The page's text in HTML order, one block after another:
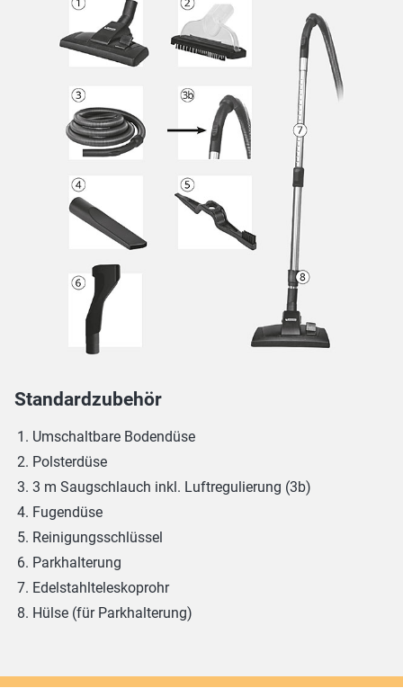
Standardzubehör
Umschaltbare Bodendüse
Polsterdüse
3 m Saugschlauch inkl. Luftregulierung (3b)
Fugendüse
Reinigungsschlüssel
Parkhalterung
Edelstahlteleskoprohr
Hülse (für Parkhalterung)